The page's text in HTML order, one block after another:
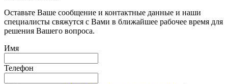
Оставьте Ваше сообщение и контактные данные и наши
специалисты свяжутся с Вами в ближайшее рабочее время для
решения Вашего вопроса.
Имя
Телефон